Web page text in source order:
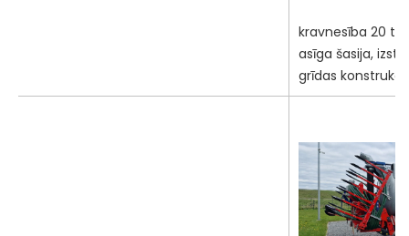
kravnesība 20
asīga šasija,
grīdas